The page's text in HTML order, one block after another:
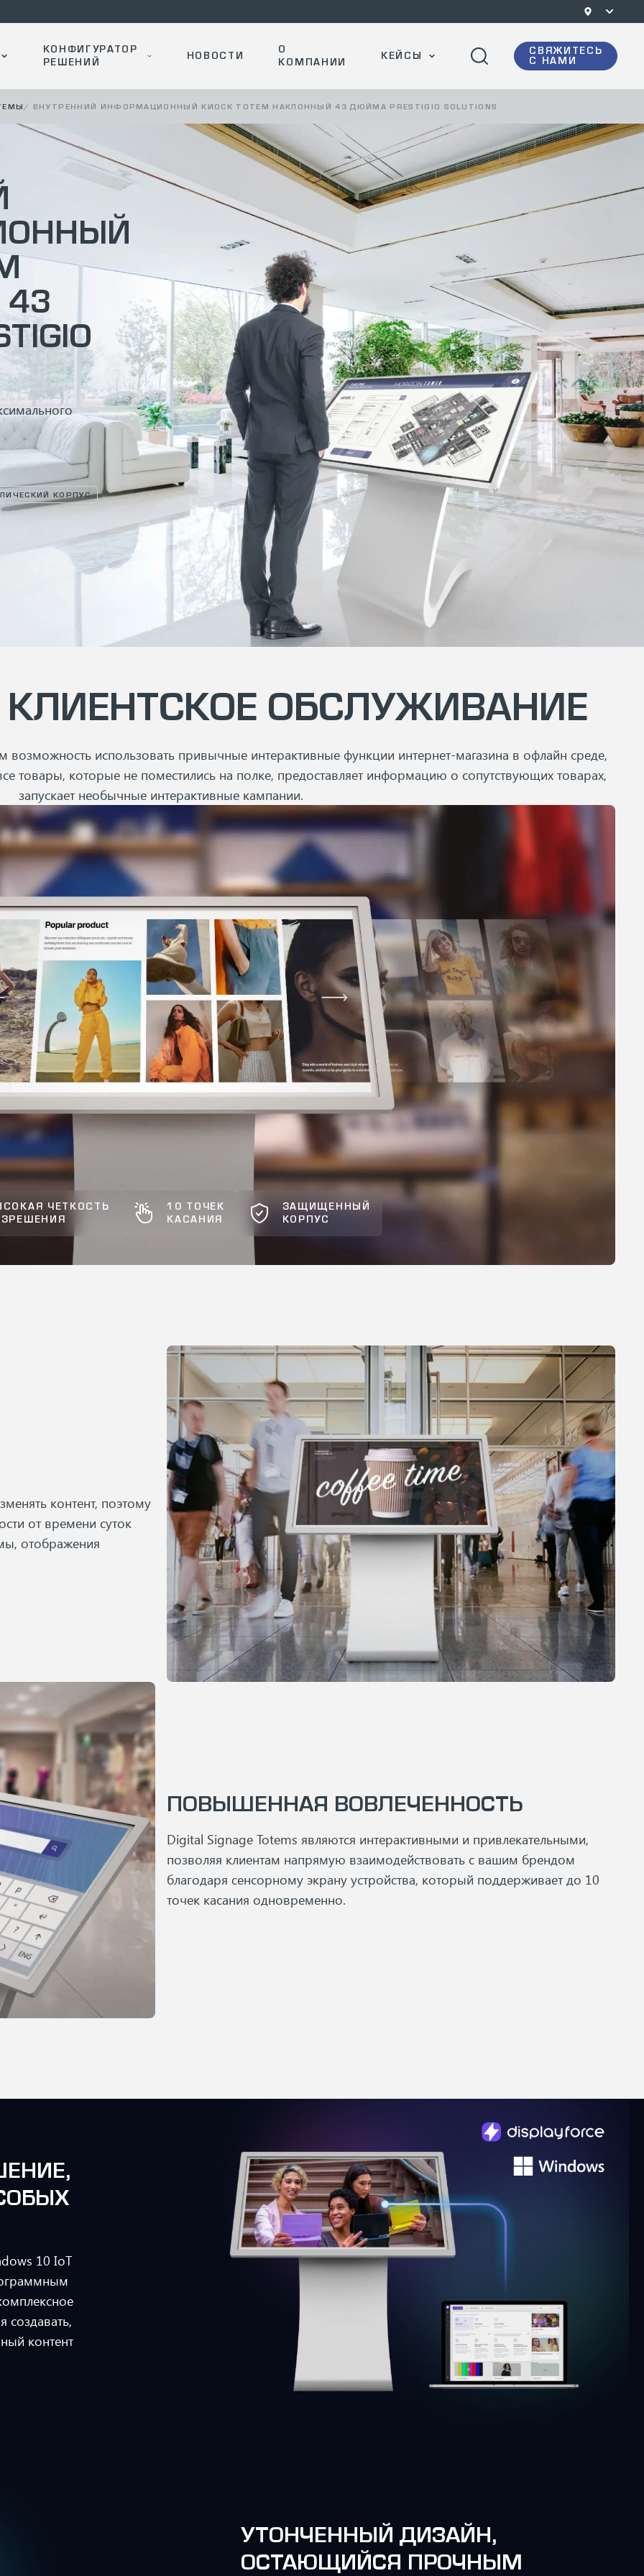
КОНФИГУРАТОР
РЕШЕНИЙ
НОВОСТИ
О
КОМПАНИИ
КЕЙСЫ
СВЯЖИТЕСЬ
С НАМИ
/ ВНУТРЕННИЙ ИНФОРМАЦИОННЫЙ КИОСК ТОТЕМ НАКЛОННЫЙ 43 ДЮЙМА PRESTIGIO SOLUTIONS
КОРПУС
ЧЕТКОСТЬ
10 ТОЧЕК
КАСАНИЯ
ЗАЩИЩЕННЫЙ
КОРПУС
ОБСЛУЖИВАНИЕ
возможность использовать привычные интерактивные функции интернет-магазина в офлайн среде,
товары, которые не поместились на полке, предоставляет информацию о сопутствующих товарах,
запускает необычные интерактивные кампании.
контент, поэтому
от времени суток
отображения
ПОВЫШЕННАЯ ВОВЛЕЧЕННОСТЬ
Digital Signage Totems являются интерактивными и привлекательными,
позволяя клиентам напрямую взаимодействовать с вашим брендом
благодаря сенсорному экрану устройства, который поддерживает до 10
точек касания одновременно.
10 IoT
контент
УТОНЧЕННЫЙ ДИЗАЙН,
ОСТАЮЩИЙСЯ ПРОЧНЫМ